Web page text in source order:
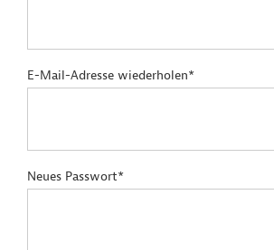
E-Mail-Adresse wiederholen*
Neues Passwort*